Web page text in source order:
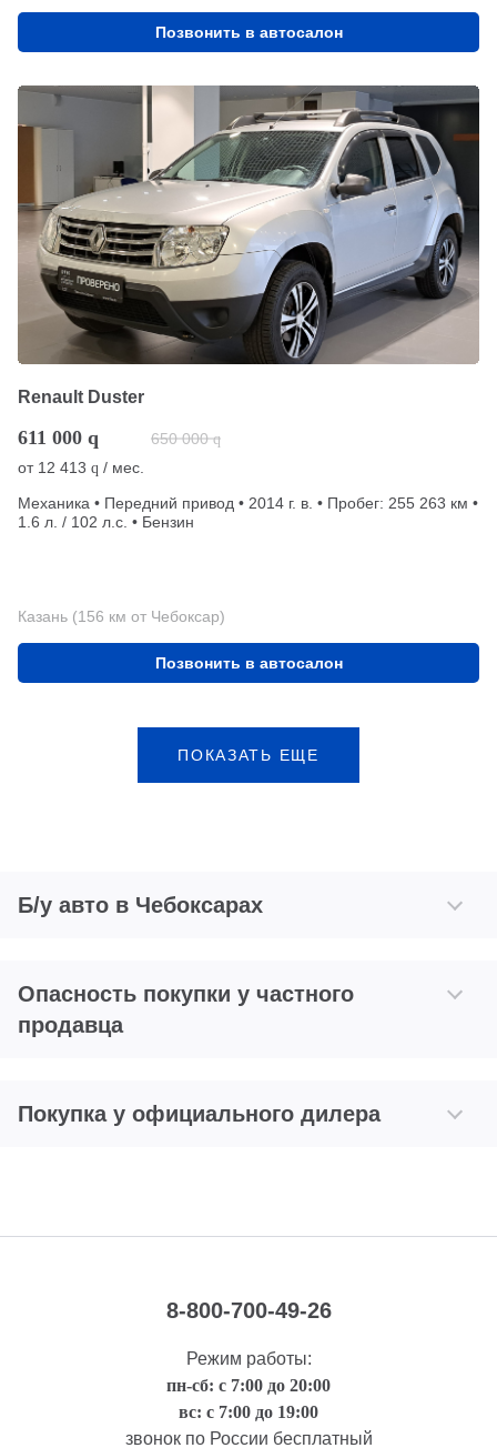
Позвонить в автосалон
Renault Duster
611 000 q 650 000 q
от 12 413 q / мес.
Механика • Передний привод • 2014 г. в. • Пробег: 255 263 км •
1.6 л. / 102 л.с. • Бензин
Казань (156 км от Чебоксар)
Позвонить в автосалон
ПОКАЗАТЬ ЕЩЕ
Б/у авто в Чебоксарах
Опасность покупки у частного
продавца
Покупка у официального дилера
8-800-700-49-26
Режим работы:
пн-сб: с 7:00 до 20:00
вс: с 7:00 до 19:00
звонок по России бесплатный